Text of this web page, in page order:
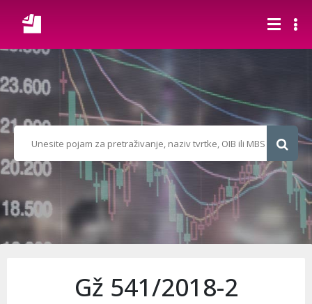
Gž 541/2018-2